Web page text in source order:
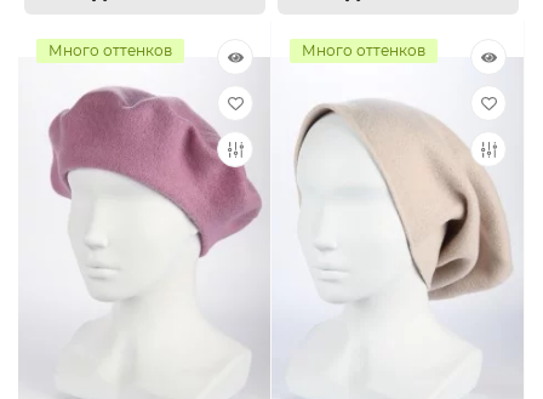
Много оттенков Много оттенков